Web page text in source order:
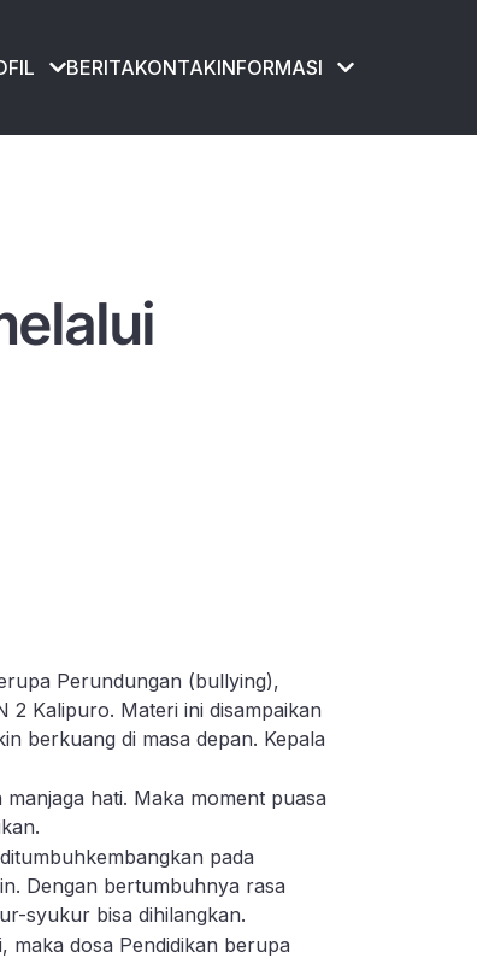
BERITAKONTAKINFORMASI
Perundungan (bullying),
2 Kalipuro. Materi ini disampaikan
berkuang di masa depan. Kepala
hati. Maka moment puasa
pada
Dengan bertumbuhnya rasa
syukur bisa dihilangkan.
maka dosa Pendidikan berupa